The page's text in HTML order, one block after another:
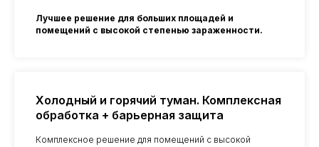
Лучшее решение для больших площадей и
помещений с высокой степенью зараженности.
Холодный и горячий туман. Комплексная
обработка + барьерная защита
Комплексное решение для помещений с высокой